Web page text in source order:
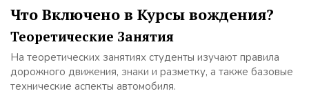
Что Включено в Курсы вождения?
Теоретические Занятия
На теоретических занятиях студенты изучают правила
дорожного движения, знаки и разметку, а также базовые
технические аспекты автомобиля.